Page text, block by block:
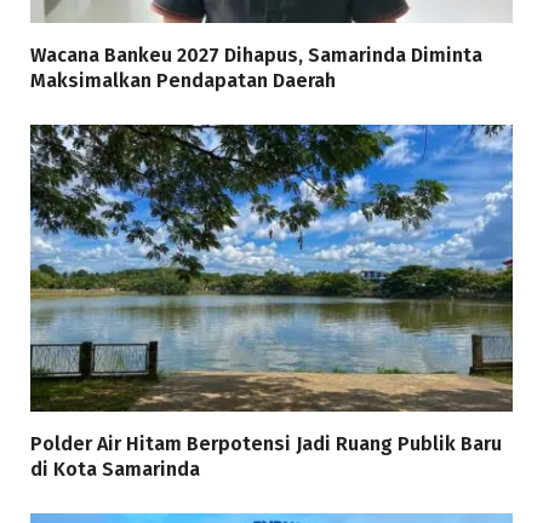
Wacana Bankeu 2027 Dihapus, Samarinda Diminta
Maksimalkan Pendapatan Daerah
Polder Air Hitam Berpotensi Jadi Ruang Publik Baru
di Kota Samarinda